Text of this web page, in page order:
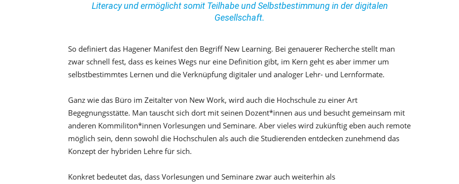
Literacy und ermöglicht somit Teilhabe und Selbstbestimmung in der digitalen
Gesellschaft.
So definiert das Hagener Manifest den Begriff New Learning. Bei genauerer Recherche stellt man
zwar schnell fest, dass es keines Wegs nur eine Definition gibt, im Kern geht es aber immer um
selbstbestimmtes Lernen und die Verknüpfung digitaler und analoger Lehr- und Lernformate.
Ganz wie das Büro im Zeitalter von New Work, wird auch die Hochschule zu einer Art
Begegnungsstätte. Man tauscht sich dort mit seinen Dozent*innen aus und besucht gemeinsam mit
anderen Kommiliton*innen Vorlesungen und Seminare. Aber vieles wird zukünftig eben auch remote
möglich sein, denn sowohl die Hochschulen als auch die Studierenden entdecken zunehmend das
Konzept der hybriden Lehre für sich.
Konkret bedeutet das, dass Vorlesungen und Seminare zwar auch weiterhin als